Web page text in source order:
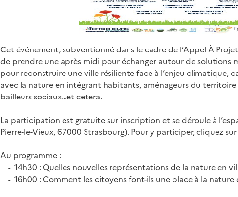
Cet événement, subventionné dans le cadre de l’Appel À
de prendre une après midi pour échanger autour de solutions
pour reconstruire une ville résiliente face à l’enjeu climatique,
avec la nature en intégrant habitants, aménageurs du
bailleurs sociaux…et cetera.
La participation est gratuite sur inscription et se déroule à
Pierre-le-Vieux, 67000 Strasbourg). Pour y participer, cliquez sur
Au programme :
-14h30 : Quelles nouvelles représentations de la nature en
-16h00 : Comment les citoyens font-ils une place à la nature